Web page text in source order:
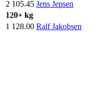
2 105.45 Jens Jepsen
120+ kg
1 128.00 Ralf Jakobsen